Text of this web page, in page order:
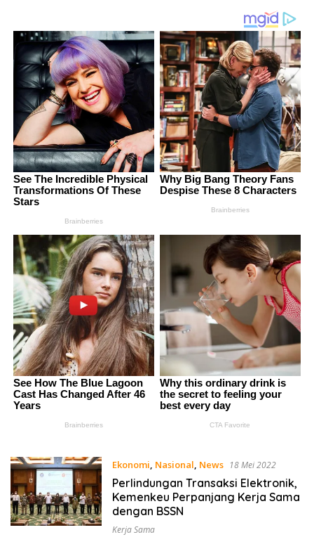
Ekonomi, Nasional, News 18 Mei 2022
Perlindungan Transaksi Elektronik,
Kemenkeu Perpanjang Kerja Sama
dengan BSSN
Kerja Sama